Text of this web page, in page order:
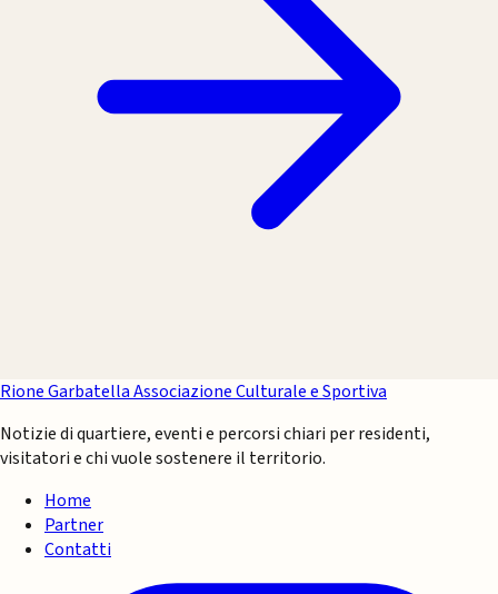
Rione GarbatellaAssociazione Culturale e Sportiva
Notizie di quartiere, eventi e percorsi chiari per residenti,
visitatori e chi vuole sostenere il territorio.
Home
Partner
Contatti